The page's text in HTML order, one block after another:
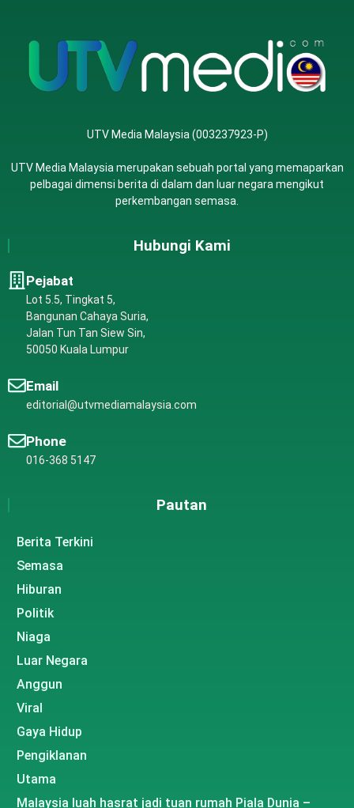
UTV Media Malaysia (003237923-P)
UTV Media Malaysia merupakan sebuah portal yang memaparkan
pelbagai dimensi berita di dalam dan luar negara mengikut
perkembangan semasa.
Hubungi Kami
Pejabat
Lot 5.5, Tingkat 5,
Bangunan Cahaya Suria,
Jalan Tun Tan Siew Sin,
50050 Kuala Lumpur
Email
editorial@utvmediamalaysia.com
Phone
016-368 5147
Pautan
Berita Terkini
Semasa
Hiburan
Politik
Niaga
Luar Negara
Anggun
Viral
Gaya Hidup
Pengiklanan
Utama
Malaysia luah hasrat jadi tuan rumah Piala Dunia –